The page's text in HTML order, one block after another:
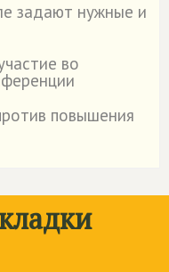
задают нужные и
во
повышения